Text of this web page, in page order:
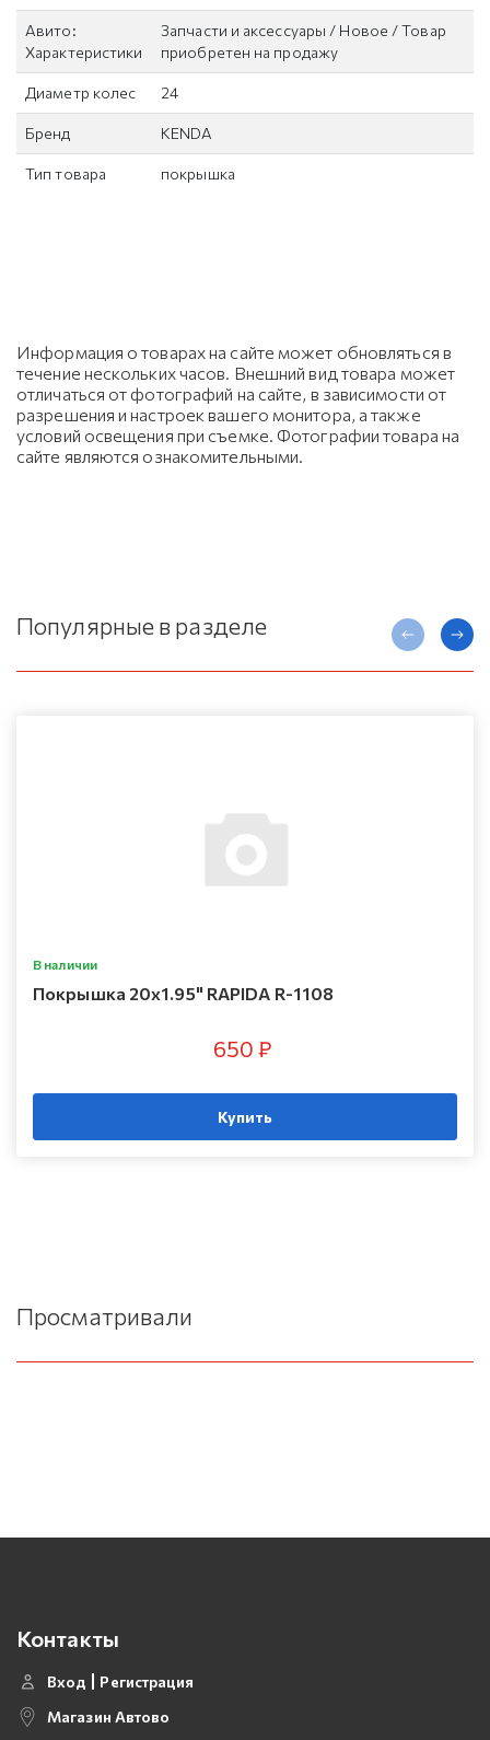
Авито:
Характеристики
Запчасти и аксессуары / Новое / Товар
приобретен на продажу
Диаметр колес 24
Бренд KENDA
Тип товара покрышка
Информация о товарах на сайте может обновляться в
течение нескольких часов. Внешний вид товара может
отличаться от фотографий на сайте, в зависимости от
разрешения и настроек вашего монитора, а также
условий освещения при съемке. Фотографии товара на
сайте являются ознакомительными.
Популярные в разделе
В наличии
Покрышка 20х1.95" RAPIDA R-1108
650 ₽
Купить
Просматривали
Контакты
Вход
Регистрация
Магазин Автово